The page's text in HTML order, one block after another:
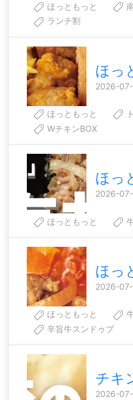
ほっともっと
ランチ割
ほっ
2026-
ほっともっと
WチキンBOX
ほっ
2026-
ほっともっと
ほっ
2026-
ほっともっと
辛旨牛スンドゥブ
チキ
2026-